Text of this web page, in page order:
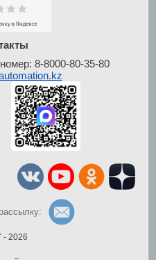
и
8-8000-80-35-80
- 2026